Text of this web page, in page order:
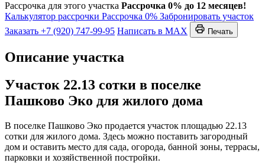
Рассрочка для этого участка Рассрочка 0% до 12 месяцев!
Калькулятор рассрочки Рассрочка 0% Забронировать участок
Заказать +7 (920) 747-99-95 Написать в MAX Печать
Описание участка
Участок 22.13 сотки в поселке
Пашково Эко для жилого дома
В поселке Пашково Эко продается участок площадью 22.13
сотки для жилого дома. Здесь можно поставить загородный
дом и оставить место для сада, огорода, банной зоны, террасы,
парковки и хозяйственной постройки.